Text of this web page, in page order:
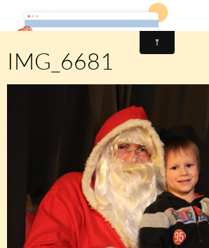
Comité des fêtes de CHEUX
IMG_6681